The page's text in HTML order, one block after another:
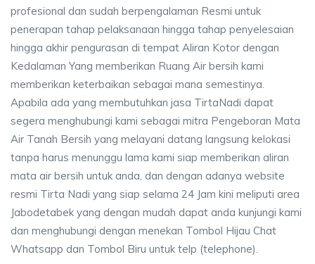
profesional dan sudah berpengalaman Resmi untuk
penerapan tahap pelaksanaan hingga tahap penyelesaian
hingga akhir pengurasan di tempat Aliran Kotor dengan
Kedalaman Yang memberikan Ruang Air bersih kami
memberikan keterbaikan sebagai mana semestinya.
Apabila ada yang membutuhkan jasa TirtaNadi dapat
segera menghubungi kami sebagai mitra Pengeboran Mata
Air Tanah Bersih yang melayani datang langsung kelokasi
tanpa harus menunggu lama kami siap memberikan aliran
mata air bersih untuk anda, dan dengan adanya website
resmi Tirta Nadi yang siap selama 24 Jam kini meliputi area
Jabodetabek yang dengan mudah dapat anda kunjungi kami
dan menghubungi dengan menekan Tombol Hijau Chat
Whatsapp dan Tombol Biru untuk telp (telephone).